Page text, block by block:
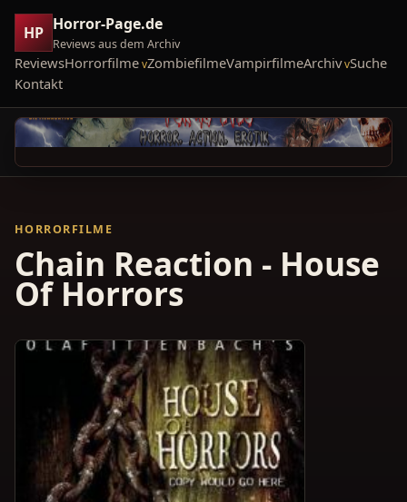
HP Horror-Page.de
Reviews aus dem Archiv
ReviewsHorrorfilme ZombiefilmeVampirfilmeArchiv Suche
Kontakt
HORRORFILME
Chain Reaction - House
Of Horrors